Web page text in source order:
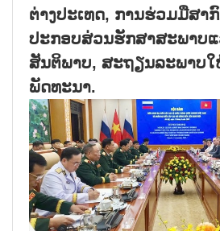
ຕ່າງປະເທດ, ການຮ່ວມມືສາ
ປະກອບສ່ວນຮັກສາສະພາບ
ສັນຕິພາບ, ສະຖຽນລະພາບ
ພັດທະນາ.